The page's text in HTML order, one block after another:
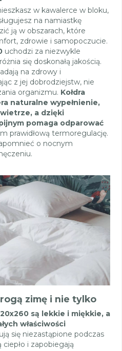
w kawalerce w bloku,
na namiastkę
ją w obszarach, które
zdrowie i samopoczucie.
uchodzi za niezwykle
się doskonałą jakością.
na zdrowy i
z jej dobrodziejstw, nie
organizmu. Kołdra
naturalne wypełnienie,
a dzięki
pomaga odparować
prawidłową termoregulację.
o nocnym
zimę i nie tylko
są lekkie i miękkie, a
właściwości
się niezastąpione podczas
i zapobiegają